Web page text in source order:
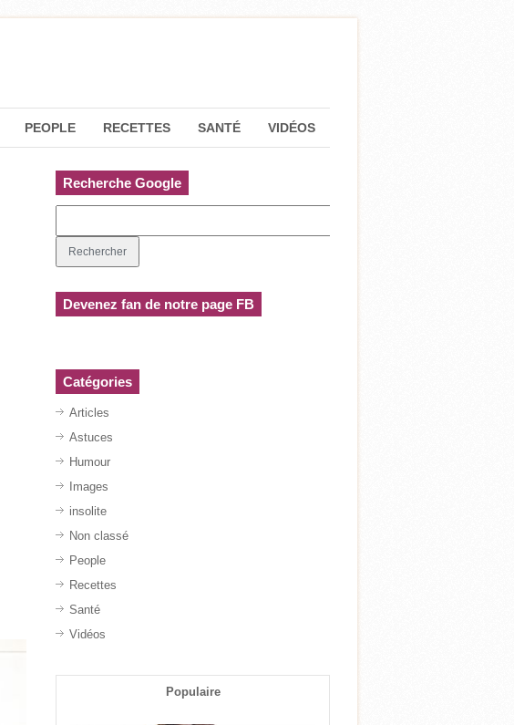
PEOPLE RECETTES SANTÉ VIDÉOS
Recherche Google
Devenez fan de notre page FB
Catégories
Articles
Astuces
Humour
Images
insolite
Non classé
People
Recettes
Santé
Vidéos
Populaire